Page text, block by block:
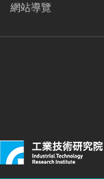
網站導覽